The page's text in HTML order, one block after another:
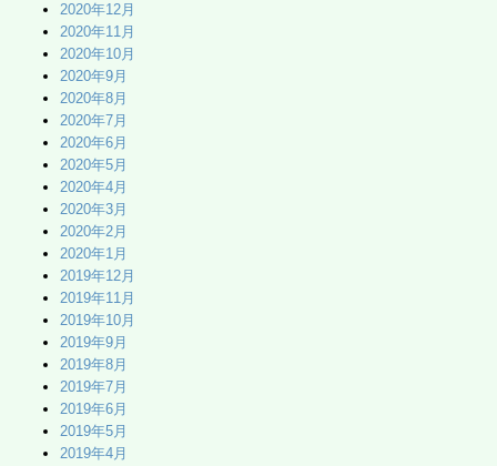
2020年12月
2020年11月
2020年10月
2020年9月
2020年8月
2020年7月
2020年6月
2020年5月
2020年4月
2020年3月
2020年2月
2020年1月
2019年12月
2019年11月
2019年10月
2019年9月
2019年8月
2019年7月
2019年6月
2019年5月
2019年4月